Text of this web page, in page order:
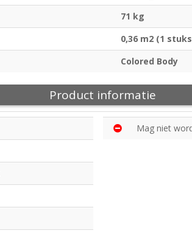
71 kg
0,36 m2 (1
Colored Body
Product informatie
Mag niet